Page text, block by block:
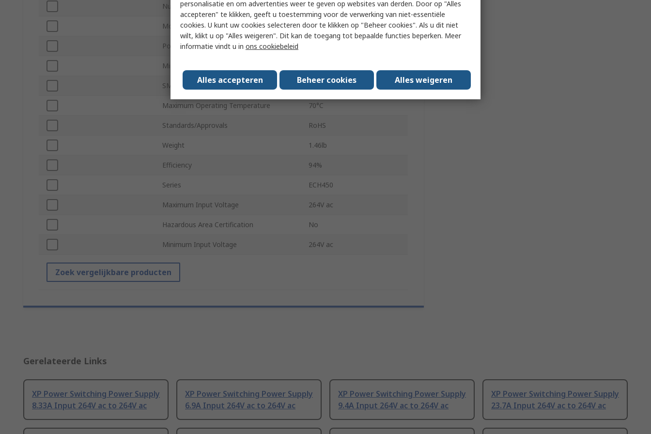
Number of Outputs 1
Mount Type Screw
Power
Minimum Operating Temperature
SMPS Output Current 8.33A
Maximum Operating Temperature 70°C
Standards/Approvals RoHS
Weight 1.46lb
Efficiency 94%
Series ECH450
Maximum Input Voltage 264V ac
Hazardous Area Certification No
Minimum Input Voltage 264V ac
Zoek vergelijkbare producten
Gerelateerde Links
XP Power Switching Power Supply
8.33A Input 264V ac to 264V ac
XP Power Switching Power Supply
6.9A Input 264V ac to 264V ac
XP Power Switching Power Supply
9.4A Input 264V ac to 264V ac
XP Power Switching Power Supply
23.7A Input 264V ac to 264V ac
personalisatie en om advertenties weer te geven op websites van derden. Door op "Alles
accepteren" te klikken, geeft u toestemming voor de verwerking van niet-essentiële
cookies. U kunt uw cookies selecteren door te klikken op "Beheer cookies". Als u dit niet
wilt, klikt u op "Alles weigeren". Dit kan de toegang tot bepaalde functies beperken. Meer
informatie vindt u in ons cookiebeleid
Alles accepteren Beheer cookies Alles weigeren